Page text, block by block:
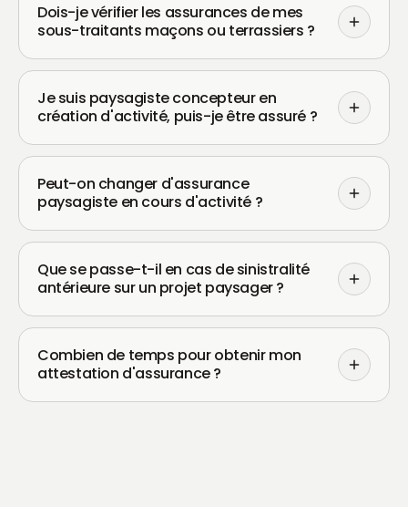
Dois-je vérifier les assurances de mes
sous-traitants maçons ou terrassiers ?
Je suis paysagiste concepteur en
création d'activité, puis-je être assuré ?
Peut-on changer d'assurance
paysagiste en cours d'activité ?
Que se passe-t-il en cas de sinistralité
antérieure sur un projet paysager ?
Combien de temps pour obtenir mon
attestation d'assurance ?